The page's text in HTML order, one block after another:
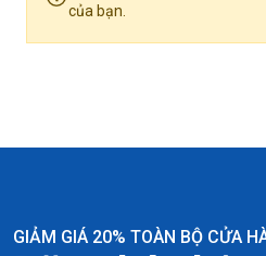
của bạn.
GIẢM GIÁ 20% TOÀN BỘ CỬA